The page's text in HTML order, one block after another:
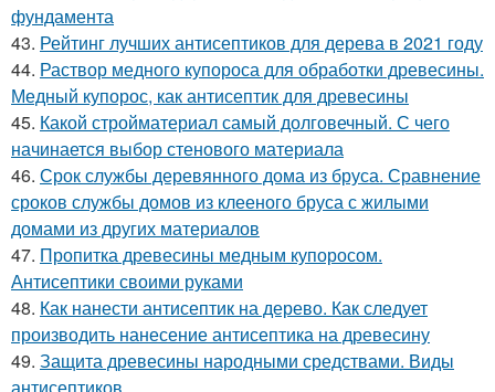
фундамента
43. Рейтинг лучших антисептиков для дерева в 2021 году
44. Раствор медного купороса для обработки древесины.
Медный купорос, как антисептик для древесины
45. Какой стройматериал самый долговечный. С чего
начинается выбор стенового материала
46. Срок службы деревянного дома из бруса. Сравнение
сроков службы домов из клееного бруса с жилыми
домами из других материалов
47. Пропитка древесины медным купоросом.
Антисептики своими руками
48. Как нанести антисептик на дерево. Как следует
производить нанесение антисептика на древесину
49. Защита древесины народными средствами. Виды